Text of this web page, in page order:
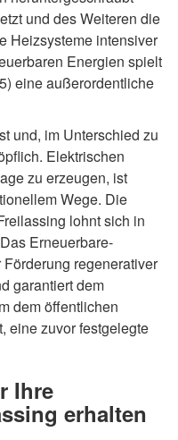
und des Weiteren die
Heizsysteme intensiver
Energien spielt
eine außerordentliche
und, im Unterschied zu
Elektrischen
zu erzeugen, ist
Wege. Die
lohnt sich in
Erneuerbare-
regenerativer
garantiert dem
dem öffentlichen
eine zuvor festgelegte
Ihre
erhalten